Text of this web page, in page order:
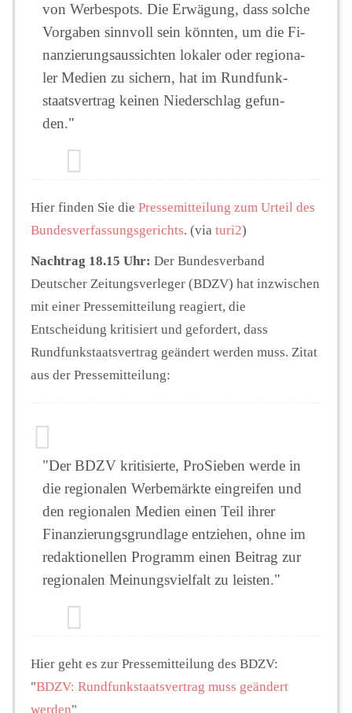
von Wer­be­spots. Die Er­wä­gung, dass sol­che
Vor­ga­ben sinn­voll sein könn­ten, um die Fi­
nan­zie­rungs­aus­sich­ten lo­ka­ler oder re­gio­na­
ler Me­di­en zu si­chern, hat im Rund­funk­
staats­ver­trag kei­nen Nie­der­schlag ge­fun­
den."
Hier finden Sie die Pressemitteilung zum Urteil des
Bundesverfassungsgerichts. (via turi2)
Nachtrag 18.15 Uhr: Der Bundesverband
Deutscher Zeitungsverleger (BDZV) hat inzwischen
mit einer Pressemitteilung reagiert, die
Entscheidung kritisiert und gefordert, dass
Rundfunkstaatsvertrag geändert werden muss. Zitat
aus der Pressemitteilung:
"Der BDZV kritisierte, ProSieben werde in
die regionalen Werbemärkte eingreifen und
den regionalen Medien einen Teil ihrer
Finanzierungsgrundlage entziehen, ohne im
redaktionellen Programm einen Beitrag zur
regionalen Meinungsvielfalt zu leisten."
Hier geht es zur Pressemitteilung des BDZV:
"BDZV: Rundfunkstaatsvertrag muss geändert
werden"